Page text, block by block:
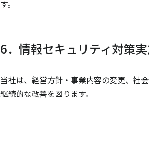
す。
6．情報セキュリティ対策
当社は、経営方針・事業内容の変更、社
継続的な改善を図ります。